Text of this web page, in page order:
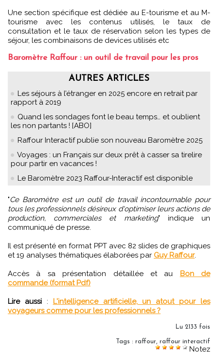
Une section spécifique est dédiée au E-tourisme et au M-
tourisme avec les contenus utilisés, le taux de
consultation et le taux de réservation selon les types de
séjour, les combinaisons de devices utilisés etc
Baromètre Raffour : un outil de travail pour les pros
AUTRES ARTICLES
Les séjours à l’étranger en 2025 encore en retrait par
rapport à 2019
Quand les sondages font le beau temps… et oublient
les non partants ! [ABO]
Raffour Interactif publie son nouveau Baromètre 2025
Voyages : un Français sur deux prêt à casser sa tirelire
pour partir en vacances !
Le Baromètre 2023 Raffour-Interactif est disponible
"Ce Baromètre est un outil de travail incontournable pour
tous les professionnels désireux d'optimiser leurs actions de
production, commerciales et marketing" indique un
communiqué de presse.
Il est présenté en format PPT avec 82 slides de graphiques
et 19 analyses thématiques élaborées par Guy Raffour.
Accès à sa présentation détaillée et au Bon de
commande (format Pdf)
Lire aussi : L'intelligence artificielle, un atout pour les
voyageurs comme pour les professionnels ?
Lu 2133 fois
Tags : raffour, raffour interactif
Notez